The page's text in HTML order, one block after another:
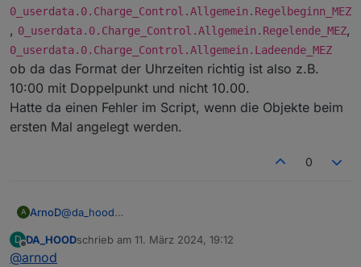
0_userdata.0.Charge_Control.Allgemein.Regelbeginn_MEZ
, 0_userdata.0.Charge_Control.Allgemein.Regelende_MEZ,
0_userdata.0.Charge_Control.Allgemein.Ladeende_MEZ
ob da das Format der Uhrzeiten richtig ist also z.B.
10:00 mit Doppelpunkt und nicht 10.00.
Hatte da einen Fehler im Script, wenn die Objekte beim
ersten Mal angelegt werden.
0
A ArnoD@da_hood
nicht gelesen werden können. Kontrolliere mal die
D
Offline
DA_HOODschrieb am 11. März 2024, 19:12
zuletzt editiert von
@arnod